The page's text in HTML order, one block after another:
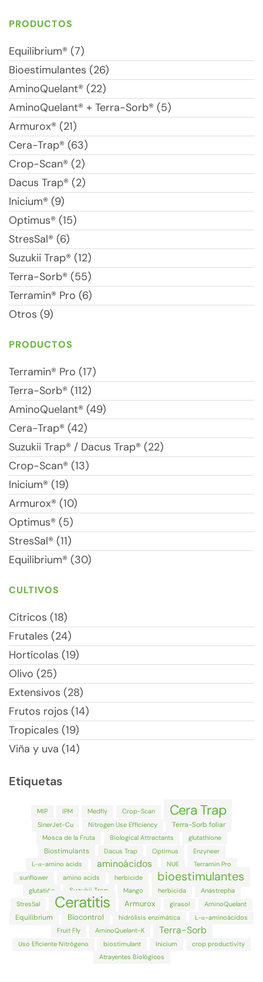
PRODUCTOS
Equilibrium® (7)
Bioestimulantes (26)
AminoQuelant® (22)
AminoQuelant® + Terra-Sorb® (5)
Armurox® (21)
Cera-Trap® (63)
Crop-Scan® (2)
Dacus Trap® (2)
Inicium® (9)
Optimus® (15)
StresSal® (6)
Suzukii Trap® (12)
Terra-Sorb® (55)
Terramin® Pro (6)
Otros (9)
PRODUCTOS
Terramin® Pro (17)
Terra-Sorb® (112)
AminoQuelant® (49)
Cera-Trap® (42)
Suzukii Trap® / Dacus Trap® (22)
Crop-Scan® (13)
Inicium® (19)
Armurox® (10)
Optimus® (5)
StresSal® (11)
Equilibrium® (30)
CULTIVOS
Cítricos (18)
Frutales (24)
Hortícolas (19)
Olivo (25)
Extensivos (28)
Frutos rojos (14)
Tropicales (19)
Viña y uva (14)
Etiquetas
MIP IPM Medfly Crop-Scan Cera Trap
SinerJet-Cu Nitrogen Use Efficiency Terra-Sorb foliar
Mosca de la Fruta Biological Attractants glutathione
Biostimulants Dacus Trap Optimus
Enzyneer
L-α-amino acids
aminoácidos NUE
Terramin Pro
sunflower
amino acids herbicide bioestimulantes
glutatión Suzukii Trap Mango herbicida
Anastrepha
StresSal
Ceratitis Armurox girasol AminoQuelant
Equilibrium Biocontrol hidrólisis enzimática
L-α-aminoácidos
Fruit Fly
AminoQuelant-K Terra-Sorb
Uso Eficiente Nitrógeno biostimulant Inicium
crop productivity
Atrayentes Biológicos